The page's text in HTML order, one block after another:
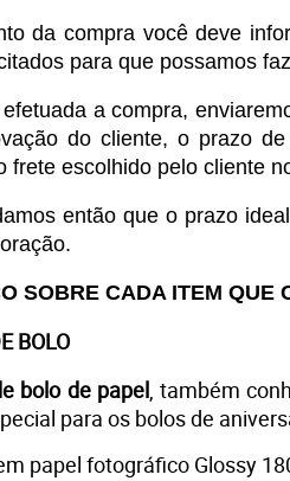
da compra você deve
para que possamos
a compra,
do cliente, o prazo
frete escolhido pelo cliente
então que o prazo
SOBRE CADA ITEM QUE
BOLO
bolo de papel, também
para os bolos de
papel fotográfico Glossy